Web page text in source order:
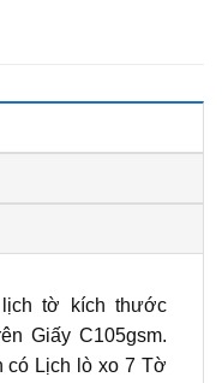
tờ kích thước
Giấy C105gsm.
có Lịch lò xo 7 Tờ